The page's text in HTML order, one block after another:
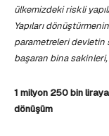
ülkemizdeki riskli
Yapıları
parametreleri devletin
başaran bina
1 milyon 250 bin
dönüşüm